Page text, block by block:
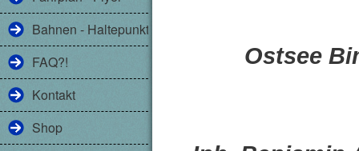
Bahnen - Haltepunkte
FAQ?!
Kontakt
Shop
Ostsee